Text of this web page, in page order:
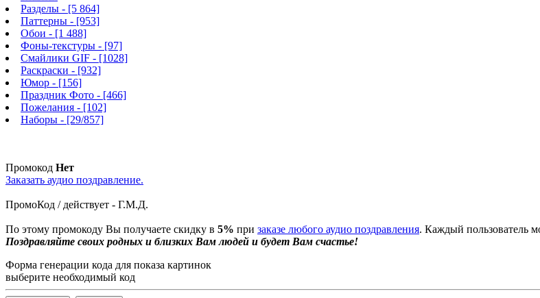
Разделы - [5 864]
Паттерны - [953]
Обои - [1 488]
Фоны-текстуры - [97]
Смайлики GIF - [1028]
Раскраски - [932]
Юмор - [156]
Праздник Фото - [466]
Пожелания - [102]
Наборы - [29/857]
Промокод Нет
Заказать аудио поздравление.
ПромоКод / действует - Г.М.Д.
По этому промокоду Вы получаете скидку в 5% при заказе любого аудио поздравления. Каждый пользователь
Поздравляйте своих родных и близких Вам людей и будет Вам счастье!
Форма генерации кода для показа картинок
выберите необходимый код